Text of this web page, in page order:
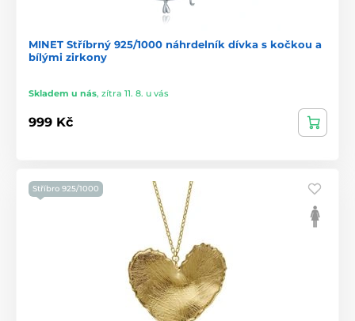
MINET Stříbrný 925/1000 náhrdelník dívka s kočkou a
bílými zirkony
Skladem u nás, zítra 11. 8. u vás
999 Kč
Stříbro 925/1000